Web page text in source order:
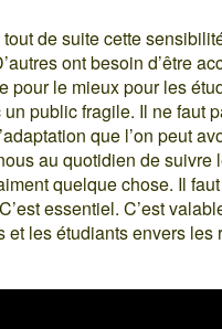
de suite cette
ont besoin d’être
pour le mieux pour les
public fragile. Il ne faut
que l’on peut
au quotidien de suivre
quelque chose. Il
essentiel. C’est
les étudiants envers les